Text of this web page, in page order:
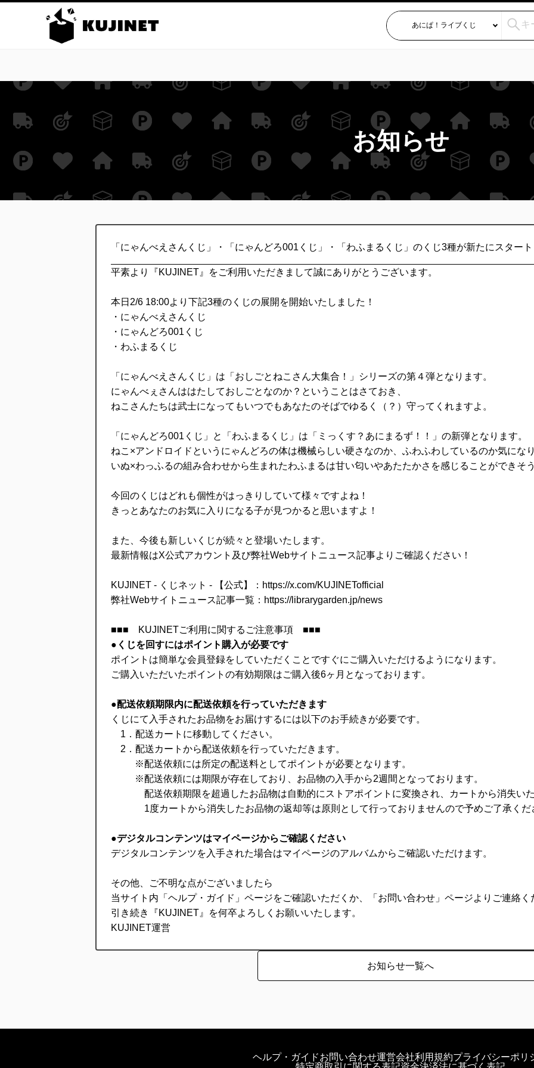
お知らせ
「にゃんべえさんくじ」・「にゃんどろ001くじ」・「わふまるくじ」のくじ3種が新たにスター
平素より『KUJINET』をご利用いただきまして誠にありがとうございます。
本日2/6 18:00より下記3種のくじの展開を開始いたしました！
・にゃんべえさんくじ
・にゃんどろ001くじ
・わふまるくじ
「にゃんべえさんくじ」は「おしごとねこさん大集合！」シリーズの第４弾となります。
にゃんべぇさんははたしておしごとなのか？ということはさておき、
ねこさんたちは武士になってもいつでもあなたのそばでゆるく（？）守ってくれますよ。
「にゃんどろ001くじ」と「わふまるくじ」は「ミっくす？あにまるず！！」の新弾となります。
ねこ×アンドロイドというにゃんどろの体は機械らしい硬さなのか、ふわふわしているのか気にな
いぬ×わっふるの組み合わせから生まれたわふまるは甘い匂いやあたたかさを感じることができそ
今回のくじはどれも個性がはっきりしていて様々ですよね！
きっとあなたのお気に入りになる子が見つかると思いますよ！
また、今後も新しいくじが続々と登場いたします。
最新情報はX公式アカウント及び弊社Webサイトニュース記事よりご確認ください！
KUJINET - くじネット - 【公式】：https://x.com/KUJINETofficial
弊社Webサイトニュース記事一覧：https://librarygarden.jp/news
■■■ KUJINETご利用に関するご注意事項 ■■■
●くじを回すにはポイント購入が必要です
ポイントは簡単な会員登録をしていただくことですぐにご購入いただけるようになります。
ご購入いただいたポイントの有効期限はご購入後6ヶ月となっております。
●配送依頼期限内に配送依頼を行っていただきます
くじにて入手されたお品物をお届けするには以下のお手続きが必要です。
1．配送カートに移動してください。
2．配送カートから配送依頼を行っていただきます。
※配送依頼には所定の配送料としてポイントが必要となります。
※配送依頼には期限が存在しており、お品物の入手から2週間となっております。
配送依頼期限を超過したお品物は自動的にストアポイントに変換され、カートから消失い
1度カートから消失したお品物の返却等は原則として行っておりませんので予めご了承くだ
●デジタルコンテンツはマイページからご確認ください
デジタルコンテンツを入手された場合はマイページのアルバムからご確認いただけます。
その他、ご不明な点がございましたら
当サイト内「ヘルプ・ガイド」ページをご確認いただくか、「お問い合わせ」ページよりご連絡く
引き続き『KUJINET』を何卒よろしくお願いいたします。
KUJINET運営
お知らせ一覧へ
ヘルプ・ガイドお問い合わせ運営会社利用規約プライバシーポリ